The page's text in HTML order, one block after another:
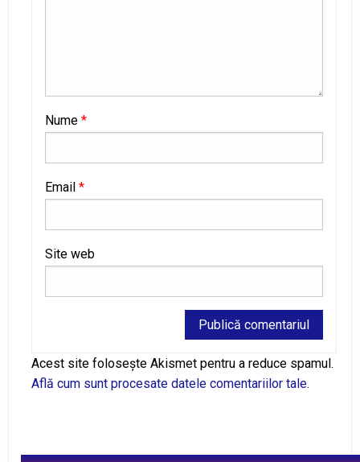
Nume *
Email *
Site web
Alternative:
Acest site folosește Akismet pentru a reduce spamul.
Află cum sunt procesate datele comentariilor tale.